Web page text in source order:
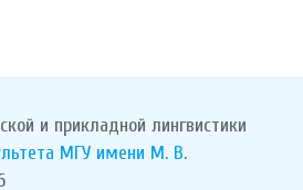
и прикладной лингвистики
МГУ имени М. В.